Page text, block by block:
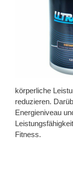
körperliche
reduzieren.
Energieniveau
Fitness.